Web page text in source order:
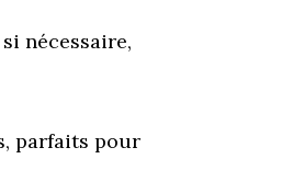
nécessaire,
parfaits pour